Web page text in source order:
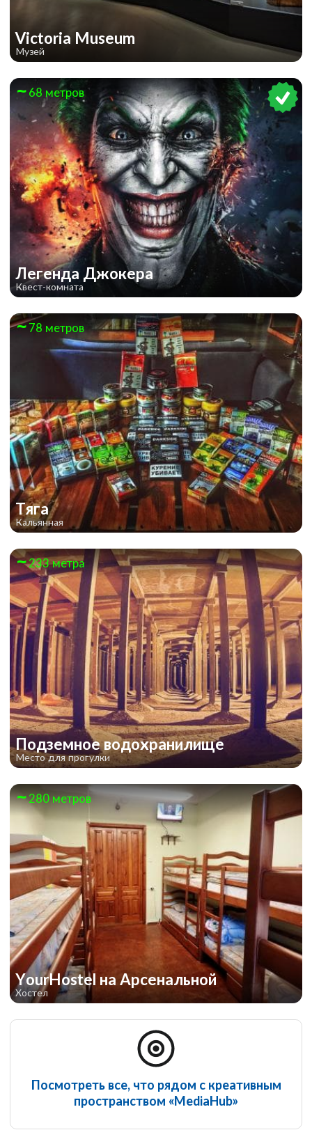
Victoria Museum
Музей
68 метров
Легенда Джокера
Квест-комната
78 метров
Тяга
Кальянная
233 метра
Подземное водохранилище
Место для прогулки
280 метров
YourHostel на Арсенальной
Хостел
Посмотреть все, что рядом с креативным
пространством «MediaHub»